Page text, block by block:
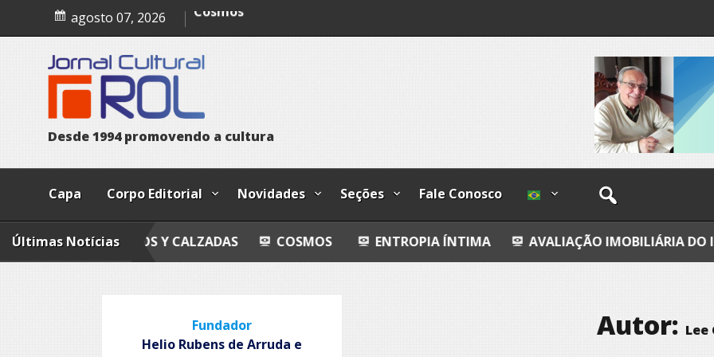
content
agosto 07, 2026
Desde1994 promovendo a cultura
Capa Corpo Editorial Novidades Seções Fale Conosco
Últimas Notícias
Y CALZADAS COSMOS ENTROPIA ÍNTIMA AVALIAÇÃO IMOBILIÁRIA DO INDIZÍVEL
Autor: Lee
Fundador
Helio Rubens de Arruda e